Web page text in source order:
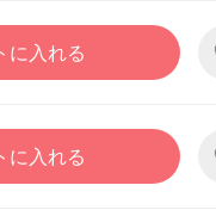
に入れる
に入れる